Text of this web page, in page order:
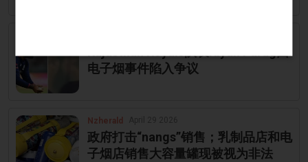
电子烟事件陷入争议
Nzherald
政府打击“nangs”销售；乳制品店和电
子烟店销售大容量罐现被视为非法